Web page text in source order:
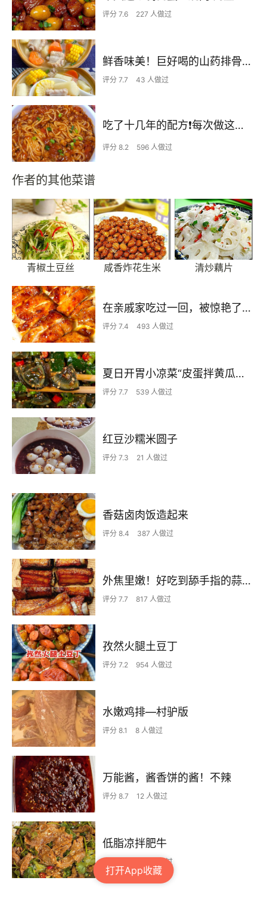
打开App收藏
评分 7.6 227 人做过
鲜香味美！巨好喝的山药排骨汤！！
评分 7.7 43 人做过
吃了十几年的配方❗️每次做这至少吃2碗
评分 8.2 596 人做过
作者的其他菜谱
青椒土豆丝 咸香炸花生米 清炒藕片
在亲戚家吃过一回，被惊艳了…
评分 7.4 493 人做过
夏日开胃小凉菜“皮蛋拌黄瓜🥒”开胃减脂
评分 7.7 539 人做过
红豆沙糯米圆子
评分 7.3 21 人做过
香菇卤肉饭造起来
评分 8.4 387 人做过
外焦里嫩！好吃到舔手指的蒜香烤排骨
评分 7.7 817 人做过
孜然火腿土豆丁
评分 7.2 954 人做过
水嫩鸡排—村驴版
评分 8.1 8 人做过
万能酱，酱香饼的酱！不辣
评分 8.7 12 人做过
低脂凉拌肥牛
254 人做过